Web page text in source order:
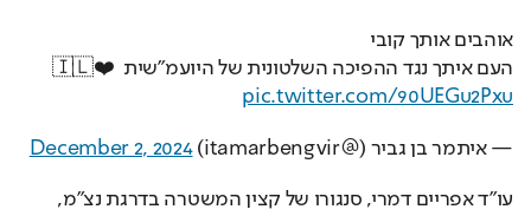
אוהבים אותך קובי
העם איתך נגד ההפיכה השלטונית של היועמ"שית 🇮🇱❤️
pic.twitter.com/90UEGu2Pxu
— איתמר בן גביר (@itamarbengvir) December 2, 2024
עו"ד אפריים דמרי, סנגורו של קצין המשטרה בדרגת נצ"מ,